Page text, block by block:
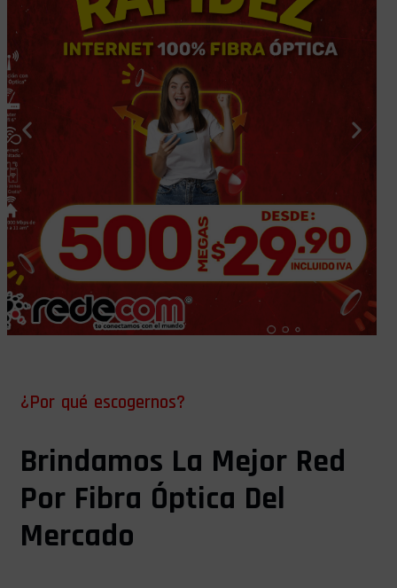
¿Por qué escogernos?
Brindamos La Mejor Red
Por Fibra Óptica Del
Mercado